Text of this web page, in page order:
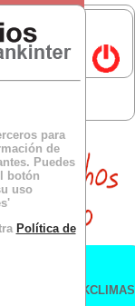
para
de
Puedes
botón
uso
Política de
TODOS LOS BKCLIMAS